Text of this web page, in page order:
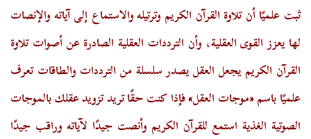
ثبت علميًا أن تلاوة القرآن الكريم وترتيله والاستماع إلى آياته والإنصات
لها يعزز القوى العقلية، وأن الترددات العقلية الصادرة عن أصوات تلاوة
القرآن الكريم يجعل العقل يصدر سلسلة من الترددات والطاقات تعرف
علميًا باسم «موجات العقل» فإذا كنت حقًا تريد تزويد عقلك بالموجات
الصوتية الغذية استمع للقرآن الكريم وأنصت جيدًا لآياته وراقب جيدًا